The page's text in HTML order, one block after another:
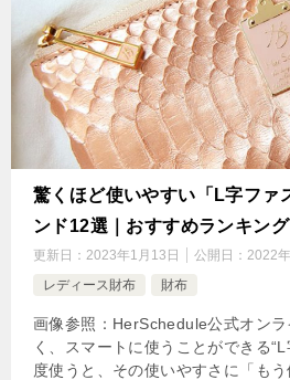
驚くほど使いやすい「L字ファ
ンド12選｜おすすめランキン
更新日： 2023年1月13日 公開日： 2022
レディース財布
財布
画像参照：HerSchedule公式オン
く、スマートに使うことができる
度使うと、その使いやすさに「も